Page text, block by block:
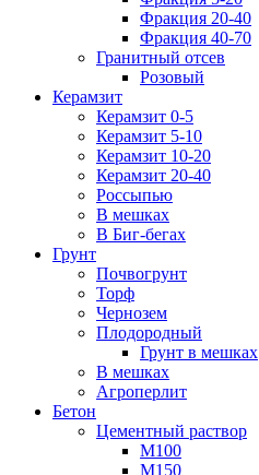
Фракция 20-40
Фракция 40-70
Гранитный отсев
Розовый
Керамзит
Керамзит 0-5
Керамзит 5-10
Керамзит 10-20
Керамзит 20-40
Россыпью
В мешках
В Биг-бегах
Грунт
Почвогрунт
Торф
Чернозем
Плодородный
Грунт в мешках
В мешках
Агроперлит
Бетон
Цементный раствор
М100
М150